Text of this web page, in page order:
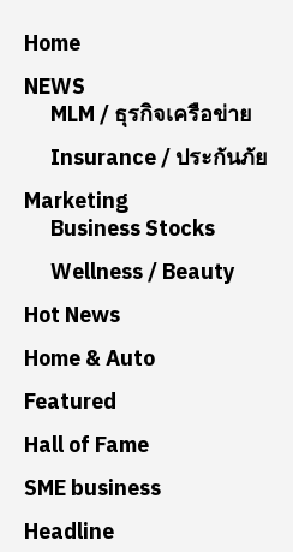
Home
NEWS
MLM / ธุรกิจเครือข่าย
Insurance / ประกันภัย
Marketing
Business Stocks
Wellness / Beauty
Hot News
Home & Auto
Featured
Hall of Fame
SME business
Headline